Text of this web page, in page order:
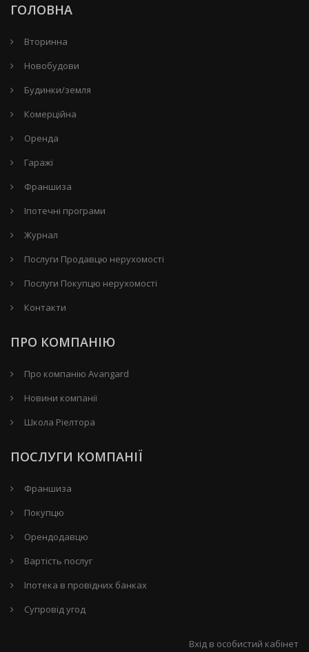
ГОЛОВНА
Вторинна
Новобудови
Будинки/земля
Комерційна
Оренда
Гаражі
Франшиза
Іпотечні програми
Журнал
Послуги Продавцю нерухомості
Послуги Покупцю нерухомості
Контакти
ПРО КОМПАНІЮ
Про компанію Avangard
Новини компанії
Школа Ріелтора
ПОСЛУГИ КОМПАНІЇ
Франшиза
Покупцю
Орендодавцю
Вартість послуг
Іпотека в провідних банках
Супровід угод
Вхід в особистий кабінет